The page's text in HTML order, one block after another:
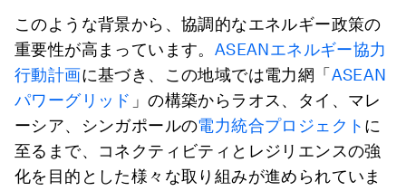
このような背景から、協調的なエネルギー政策の
重要性が高まっています。 ASEANエネルギー協力
行動計画に基づき、この地域では電力網「 ASEAN
パワーグリッド 」の構築からラオス、タイ、マレ
ーシア、シンガポールの電力統合プロジェクト に
至るまで、コネクティビティとレジリエンスの強
化を目的とした様々な取り組みが進められていま